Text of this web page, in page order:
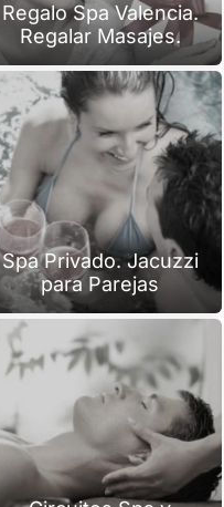
Regalo Spa Valencia.
Regalar Masajes.
Spa Privado. Jacuzzi
para Parejas